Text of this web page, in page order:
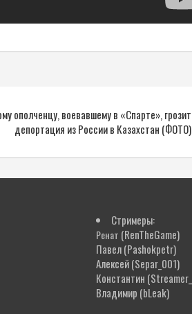
ополченцу, воевавшему в «Спарте», грозит
депортация из России в Казахстан (ФОТО)
Стримеры:
Ренат (RenTheGame)
Павел(Pashokpetr)
Алексей(Separ_001)
Константин
Владимир (bLeak)